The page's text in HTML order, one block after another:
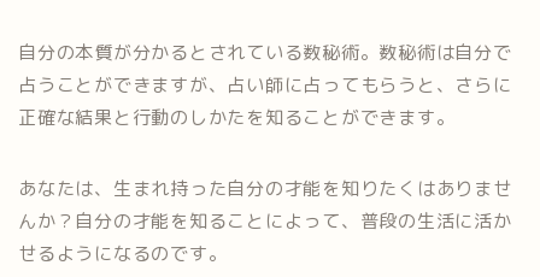
自分の本質が分かるとされている数秘術。数秘術は自分で
占うことができますが、占い師に占ってもらうと、さらに
正確な結果と行動のしかたを知ることができます。
あなたは、生まれ持った自分の才能を知りたくはありませ
んか？自分の才能を知ることによって、普段の生活に活か
せるようになるのです。